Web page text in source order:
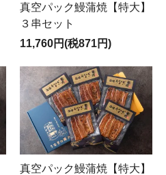
真空パック鰻蒲焼【特大】
３串セット
11,760円(税871円)
真空パック鰻蒲焼【特大】